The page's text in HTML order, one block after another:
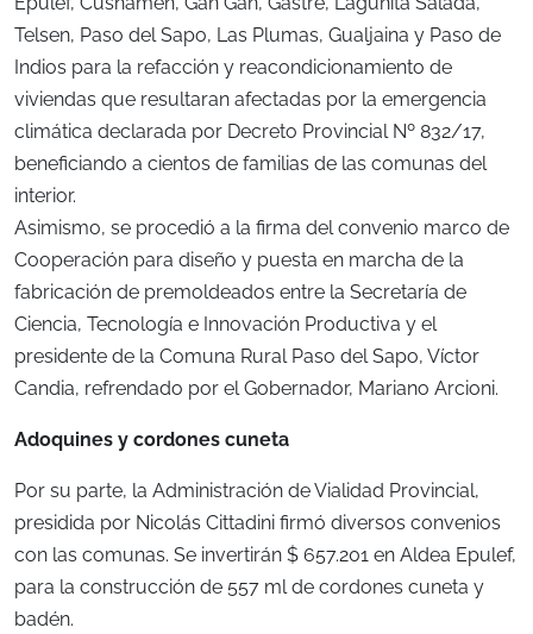
Telsen, Paso del Sapo, Las Plumas, Gualjaina y Paso de
Indios para la refacción y reacondicionamiento de
viviendas que resultaran afectadas por la emergencia
climática declarada por Decreto Provincial Nº 832/17,
beneficiando a cientos de familias de las comunas del
interior.
Asimismo, se procedió a la firma del convenio marco de
Cooperación para diseño y puesta en marcha de la
fabricación de premoldeados entre la Secretaría de
Ciencia, Tecnología e Innovación Productiva y el
presidente de la Comuna Rural Paso del Sapo, Víctor
Candia, refrendado por el Gobernador, Mariano Arcioni.
Adoquines y cordones cuneta
Por su parte, la Administración de Vialidad Provincial,
presidida por Nicolás Cittadini firmó diversos convenios
con las comunas. Se invertirán $ 657.201 en Aldea Epulef,
para la construcción de 557 ml de cordones cuneta y
badén.